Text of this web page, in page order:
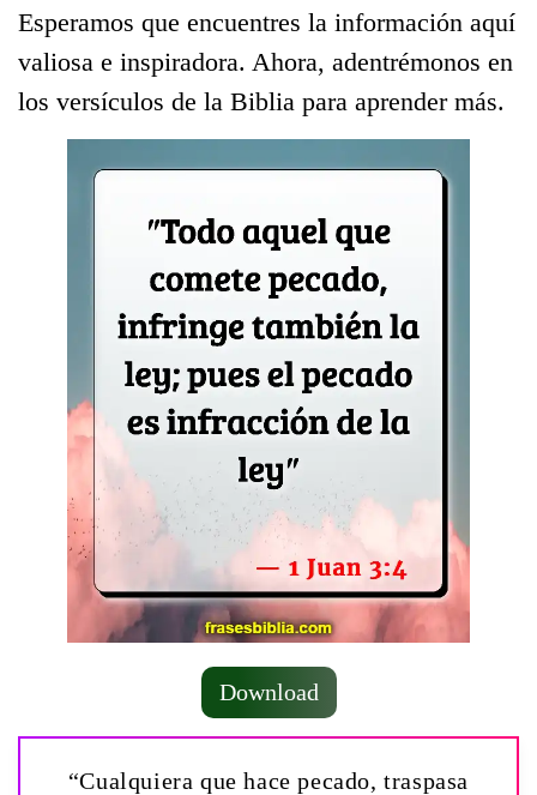
Esperamos que encuentres la información aquí
valiosa e inspiradora. Ahora, adentrémonos en
los versículos de la Biblia para aprender más.
Download
“Cualquiera que hace pecado, traspasa